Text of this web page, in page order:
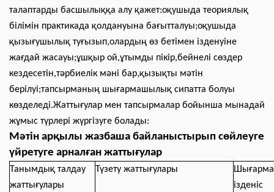
талаптарды басшылыққа алу қажет:оқушыда теориялық
білімін практикада қолдануына бағытталуы;оқушыда
қызығушылық туғызып,олардың өз бетімен ізденуіне
жағдай жасауы;ұшқыр ой,ұтымды пікір,бейнелі сөздер
кездесетін,тәрбиелік мәні бар,қызықты мәтін
берілуі;тапсырманың шығармашылық сипатта болуы
көзделеді.Жаттығулар мен тапсырмалар бойынша мынадай
жұмыс түрлері жүргізуге болады:
Мәтін арқылы жазбаша байланыстырып сөйлеуге
үйретуге арналған жаттығулар
Танымдық талдау
жаттығулары
Түзету жаттығулары
ізденіс